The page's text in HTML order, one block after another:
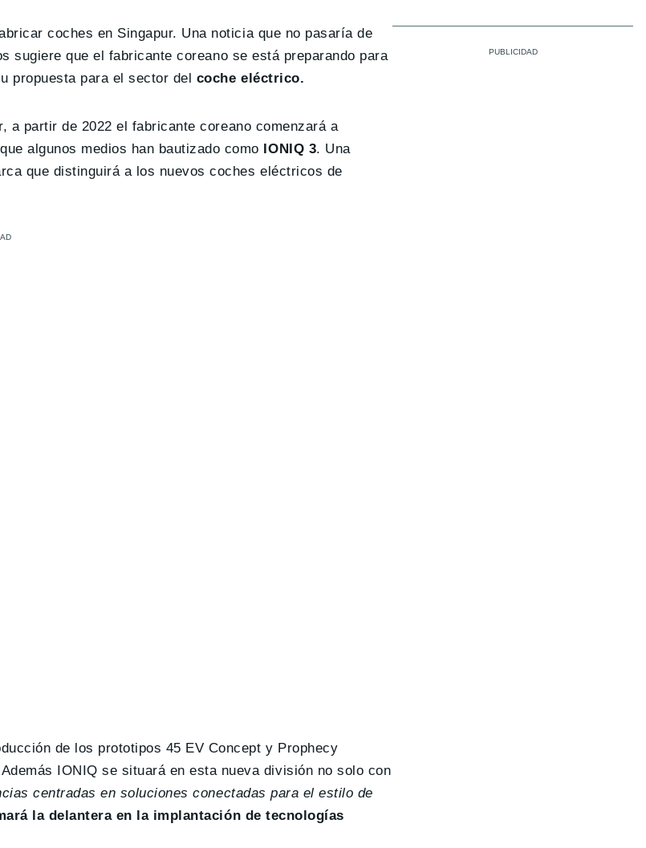
coches en Singapur. Una noticia que no pasaría de
sugiere que el fabricante coreano se está preparando para
propuesta para el sector del coche eléctrico.
a partir de 2022 el fabricante coreano comenzará a
que algunos medios han bautizado como IONIQ 3. Una
que distinguirá a los nuevos coches eléctricos de
de los prototipos 45 EV Concept y Prophecy
IONIQ se situará en esta nueva división no solo con
centradas en soluciones conectadas para el estilo de
la delantera en la implantación de tecnologías